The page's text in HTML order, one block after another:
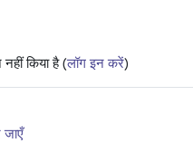
किया है (लॉग इन करें)
जाएँ